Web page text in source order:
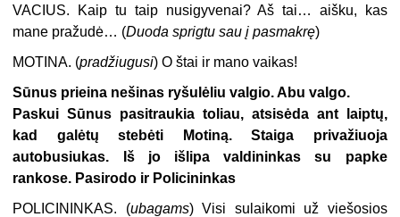
VACIUS.
Kaip tu taip nusigyvenai? Aš tai… aišku, kas
mane pražudė… (Duoda sprigtu sau į pasmakrę)
MOTINA. (pradžiugusi) O štai ir mano vaikas!
Sūnus prieina nešinas ryšulėliu valgio. Abu valgo.
Paskui Sūnus pasitraukia toliau, atsisėda ant laiptų,
kad galėtų stebėti Motiną. Staiga privažiuoja
autobusiukas. Iš jo išlipa valdininkas su papke
rankose. Pasirodo ir Policininkas
POLICININKAS. (ubagams) Visi sulaikomi už viešosios